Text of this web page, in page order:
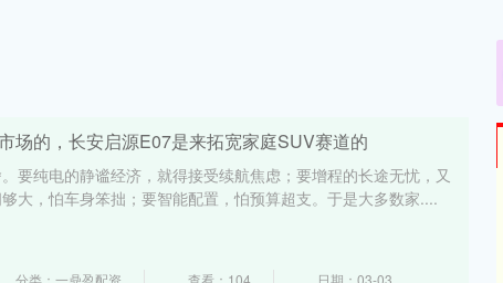
场的，长安启源E07是来拓宽家庭SUV赛道的
要纯电的静谧经济，就得接受续航焦虑；要增程的长途无忧，又
大，怕车身笨拙；要智能配置，怕预算超支。于是大多数家....
分类：一鼎盈配资 查看：104 日期：03-03